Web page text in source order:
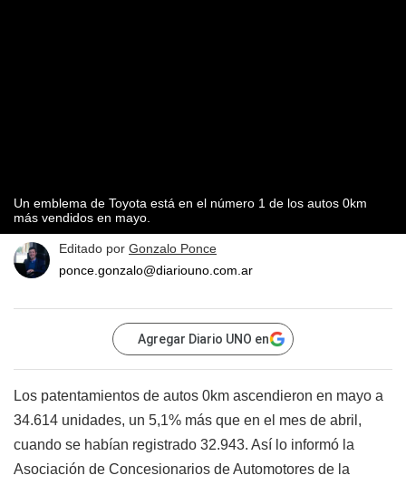
Un emblema de Toyota está en el número 1 de los autos 0km
más vendidos en mayo.
Editado por Gonzalo Ponce
ponce.gonzalo@diariouno.com.ar
Agregar Diario UNO en
Los patentamientos de autos 0km ascendieron en mayo a
34.614 unidades, un 5,1% más que en el mes de abril,
cuando se habían registrado 32.943. Así lo informó la
Asociación de Concesionarios de Automotores de la